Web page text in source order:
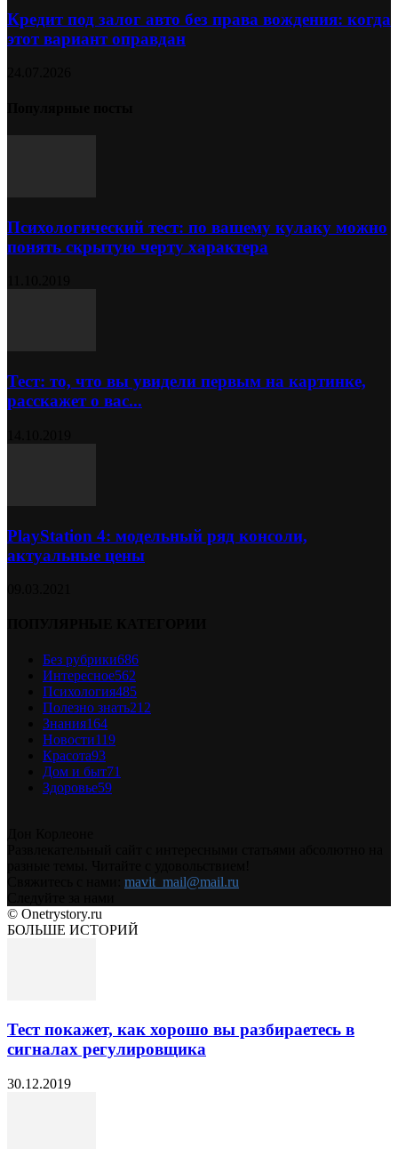
Кредит под залог авто без права вождения: когда
этот вариант оправдан
Психологический тест: по вашему кулаку можно
понять скрытую черту характера
Тест: то, что вы увидели первым на картинке,
расскажет о вас...
PlayStation 4: модельный ряд консоли,
актуальные цены
Без рубрики686
Интересное562
Психология485
Полезно знать212
Знания164
Новости119
Красота93
Дом и быт71
Здоровье59
mavit_mail@mail.ru
© Onetrystory.ru
БОЛЬШЕ ИСТОРИЙ
Тест покажет, как хорошо вы разбираетесь в
сигналах регулировщика
30.12.2019